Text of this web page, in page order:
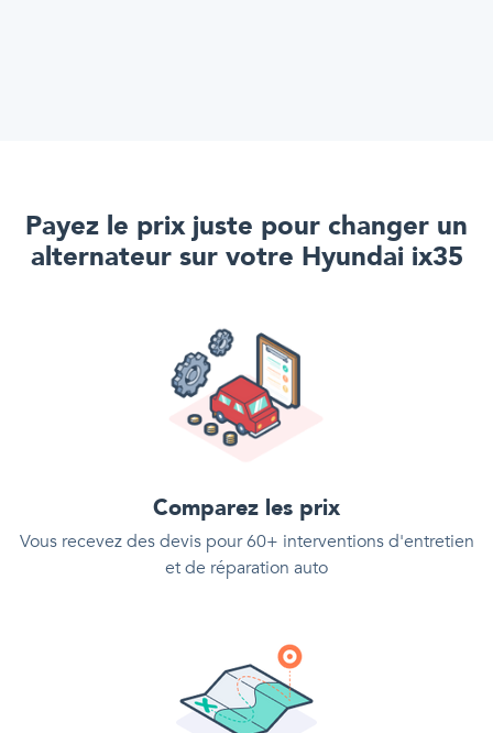
Payez le prix juste pour changer un
alternateursur votre Hyundai ix35
Comparez les prix
Vous recevez des devis pour 60+ interventions d'entretien
et de réparation auto